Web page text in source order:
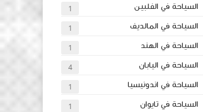
السياحة في الفلبين 1
السياحة في المالديف 1
السياحة في الهند 1
السياحة في اليابان 4
السياحة في اندونيسيا 1
السياحة في تايوان 1